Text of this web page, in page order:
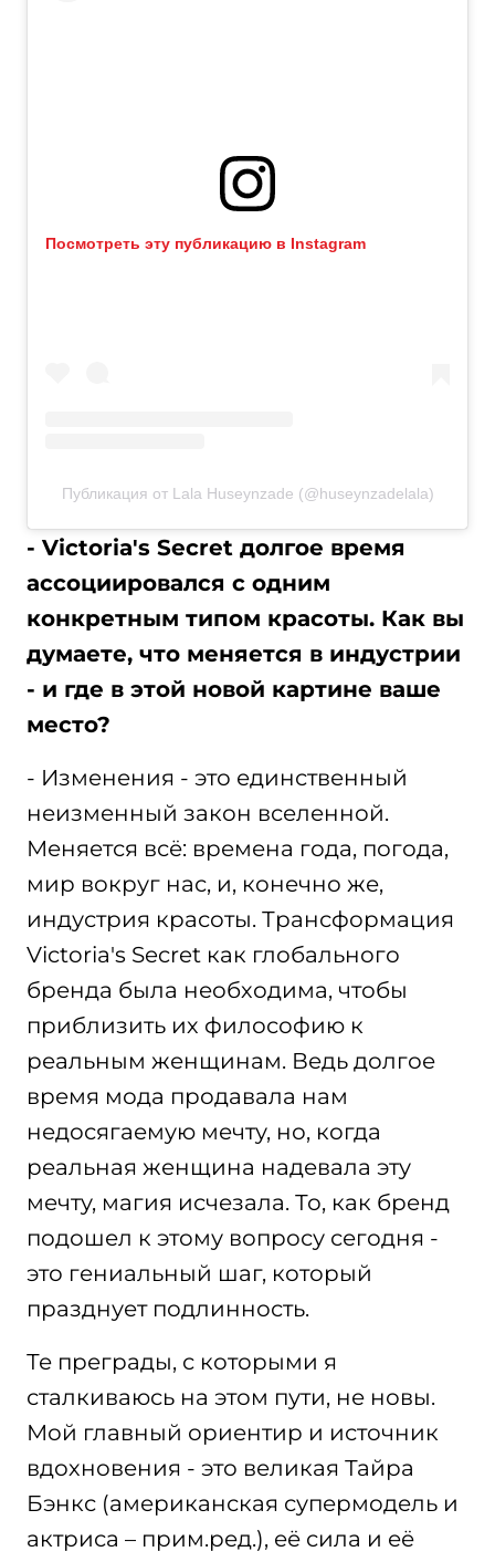
Посмотреть эту публикацию в Instagram
Публикация от Lala Huseynzade (@huseynzadelala)
- Victoria's Secret долгое время
ассоциировался с одним
конкретным типом красоты. Как вы
думаете, что меняется в индустрии
- и где в этой новой картине ваше
место?
- Изменения - это единственный
неизменный закон вселенной.
Меняется всё: времена года, погода,
мир вокруг нас, и, конечно же,
индустрия красоты. Трансформация
Victoria's Secret как глобального
бренда была необходима, чтобы
приблизить их философию к
реальным женщинам. Ведь долгое
время мода продавала нам
недосягаемую мечту, но, когда
реальная женщина надевала эту
мечту, магия исчезала. То, как бренд
подошел к этому вопросу сегодня -
это гениальный шаг, который
празднует подлинность.
Те преграды, с которыми я
сталкиваюсь на этом пути, не новы.
Мой главный ориентир и источник
вдохновения - это великая Тайра
Бэнкс (американская супермодель и
актриса – прим.ред.), её сила и её